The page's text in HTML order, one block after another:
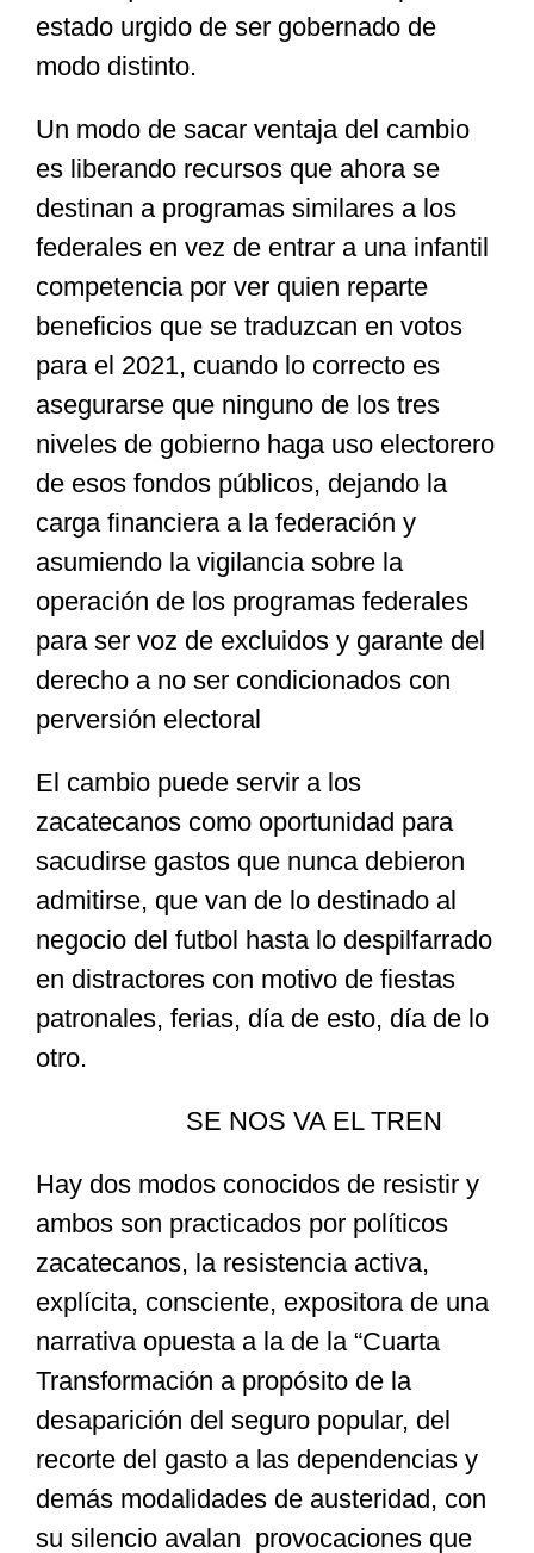
estado urgido de ser gobernado de
modo distinto.
Un modo de sacar ventaja del cambio
es liberando recursos que ahora se
destinan a programas similares a los
federales en vez de entrar a una infantil
competencia por ver quien reparte
beneficios que se traduzcan en votos
para el 2021, cuando lo correcto es
asegurarse que ninguno de los tres
niveles de gobierno haga uso electorero
de esos fondos públicos, dejando la
carga financiera a la federación y
asumiendo la vigilancia sobre la
operación de los programas federales
para ser voz de excluidos y garante del
derecho a no ser condicionados con
perversión electoral
El cambio puede servir a los
zacatecanos como oportunidad para
sacudirse gastos que nunca debieron
admitirse, que van de lo destinado al
negocio del futbol hasta lo despilfarrado
en distractores con motivo de fiestas
patronales, ferias, día de esto, día de lo
otro.
SE NOS VA EL TREN
Hay dos modos conocidos de resistir y
ambos son practicados por políticos
zacatecanos, la resistencia activa,
explícita, consciente, expositora de una
narrativa opuesta a la de la “Cuarta
Transformación a propósito de la
desaparición del seguro popular, del
recorte del gasto a las dependencias y
demás modalidades de austeridad, con
su silencio avalan provocaciones que